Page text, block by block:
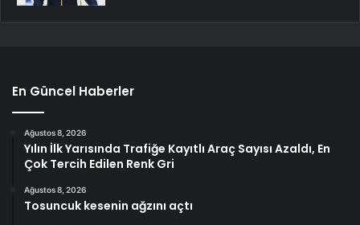
En Güncel Haberler
Ağustos 8, 2026
Yılın İlk Yarısında Trafiğe Kayıtlı Araç Sayısı Azaldı, En
Çok Tercih Edilen Renk Gri
Ağustos 8, 2026
Tosuncuk kesenin ağzını açtı